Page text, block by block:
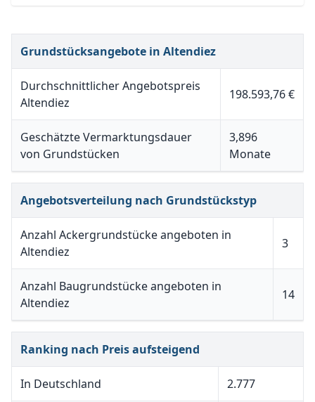
Grundstücksangebote in Altendiez
Durchschnittlicher Angebotspreis
Altendiez
198.593,76 €
Geschätzte Vermarktungsdauer
von Grundstücken
3,896
Monate
Angebotsverteilung nach Grundstückstyp
Anzahl Ackergrundstücke angeboten in
Altendiez
3
Anzahl Baugrundstücke angeboten in
Altendiez
14
Ranking nach Preis aufsteigend
In Deutschland 2.777